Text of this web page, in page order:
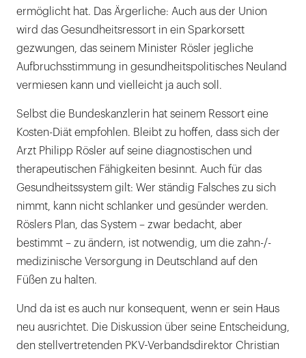
ermöglicht hat. Das Ärgerliche: Auch aus der Union
wird das Gesundheitsressort in ein Sparkorsett
gezwungen, das seinem Minister Rösler jegliche
Aufbruchsstimmung in gesundheitspolitisches Neuland
vermiesen kann und vielleicht ja auch soll.
Selbst die Bundeskanzlerin hat seinem Ressort eine
Kosten-Diät empfohlen. Bleibt zu hoffen, dass sich der
Arzt Philipp Rösler auf seine diagnostischen und
therapeutischen Fähigkeiten besinnt. Auch für das
Gesundheitssystem gilt: Wer ständig Falsches zu sich
nimmt, kann nicht schlanker und gesünder werden.
Röslers Plan, das System – zwar bedacht, aber
bestimmt – zu ändern, ist notwendig, um die zahn-/-
medizinische Versorgung in Deutschland auf den
Füßen zu halten.
Und da ist es auch nur konsequent, wenn er sein Haus
neu ausrichtet. Die Diskussion über seine Entscheidung,
den stellvertretenden PKV-Verbandsdirektor Christian